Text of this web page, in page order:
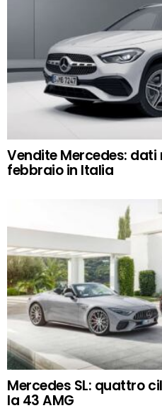
Vendite Mercedes:
febbraio in Italia
Mercedes SL: quattro
la 43 AMG